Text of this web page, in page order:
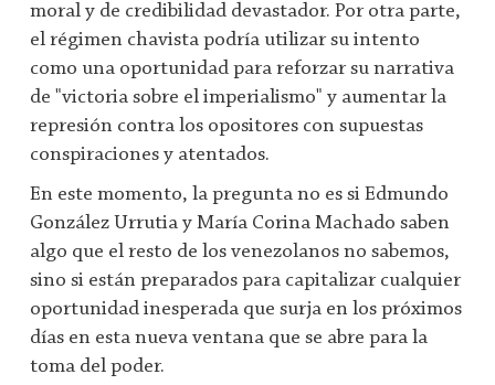
moral y de credibilidad devastador. Por otra parte,
el régimen chavista podría utilizar su intento
como una oportunidad para reforzar su narrativa
de "victoria sobre el imperialismo" y aumentar la
represión contra los opositores con supuestas
conspiraciones y atentados.
En este momento, la pregunta no es si Edmundo
González Urrutia y María Corina Machado saben
algo que el resto de los venezolanos no sabemos,
sino si están preparados para capitalizar cualquier
oportunidad inesperada que surja en los próximos
días en esta nueva ventana que se abre para la
toma del poder.